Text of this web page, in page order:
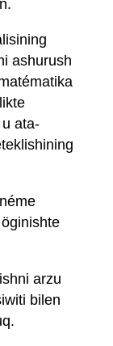
ashurush
ata-
arzu
bilen